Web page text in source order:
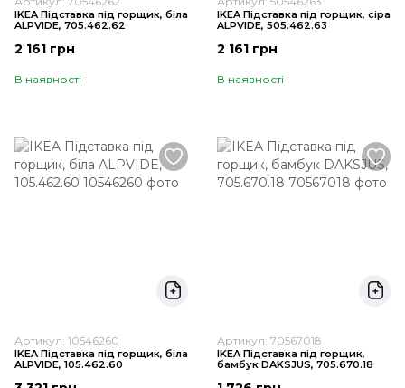
IKEA Підставка під горщик, біла
ALPVIDE, 705.462.62
2 161 грн
В наявності
IKEA Підставка під горщик, сіра
ALPVIDE, 505.462.63
2 161 грн
В наявності
Артикул: 10546260
IKEA Підставка під горщик, біла
ALPVIDE, 105.462.60
Артикул: 70567018
IKEA Підставка під горщик,
бамбук DAKSJUS, 705.670.18